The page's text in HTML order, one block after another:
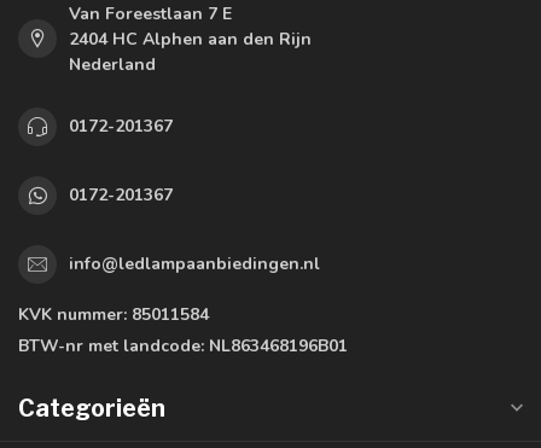
Van Foreestlaan 7 E
2404 HC Alphen aan den Rijn
Nederland
0172-201367
0172-201367
info@ledlampaanbiedingen.nl
KVK nummer: 85011584
BTW-nr met landcode: NL863468196B01
Categorieën